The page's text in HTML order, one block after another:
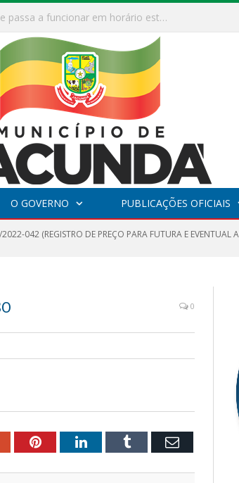
ESF Alto Paraíso é reinaugurada e passa a funcionar em horário estendido
O GOVERNO PUBLICAÇÕES OFICIAIS
042 (REGISTRO DE PREÇO PARA FUTURA E EVENTUAL
0
PinterestLinkedInTumblr Email